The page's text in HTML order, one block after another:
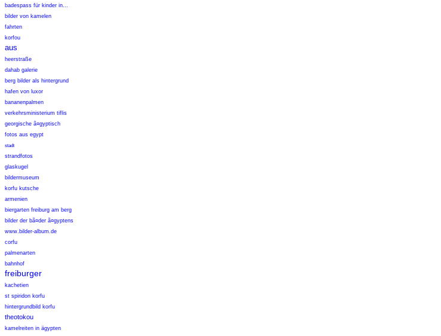
badespass für kinder in...
bilder von kamelen
fahrten
korfou
aus
heerstraße
dahab galerie
berg bilder als hintergrund
hafen von luxor
bananenpalmen
verkehrsministerium tiflis
georgische ã¤gyptisch
fotos aus egypt
stadt
strandfotos
glaskugel
bildermuseum
korfu kutsche
armenien
biergarten freiburg am berg
bilder der bã¤der ã¤gyptens
www.bilder-album.de
corfu
palmenarten
bahnhof
freiburger
kachetien
st spiridon korfu
hintergrundbild korfu
theotokou
kamelreiten in ägypten